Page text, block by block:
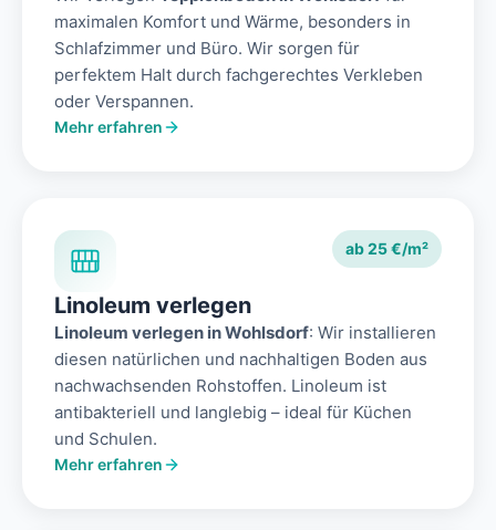
maximalen Komfort und Wärme, besonders in
Schlafzimmer und Büro. Wir sorgen für
perfektem Halt durch fachgerechtes Verkleben
oder Verspannen.
Mehr erfahren
ab 25 €/m²
Linoleum verlegen
Linoleum verlegen in Wohlsdorf: Wir installieren
diesen natürlichen und nachhaltigen Boden aus
nachwachsenden Rohstoffen. Linoleum ist
antibakteriell und langlebig – ideal für Küchen
und Schulen.
Mehr erfahren